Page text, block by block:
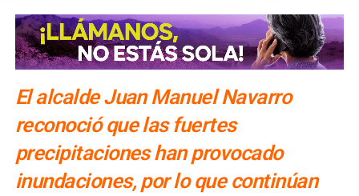
El alcalde Juan Manuel Navarro
reconoció que las fuertes
precipitaciones han provocado
inundaciones, por lo que continúan